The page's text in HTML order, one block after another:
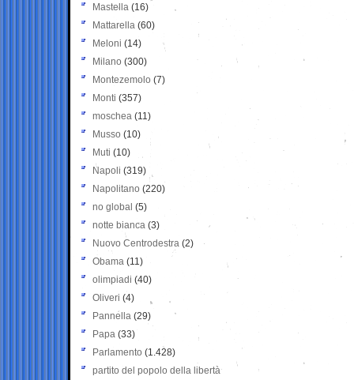
Mastella (16)
Mattarella (60)
Meloni (14)
Milano (300)
Montezemolo (7)
Monti (357)
moschea (11)
Musso (10)
Muti (10)
Napoli (319)
Napolitano (220)
no global (5)
notte bianca (3)
Nuovo Centrodestra (2)
Obama (11)
olimpiadi (40)
Oliveri (4)
Pannella (29)
Papa (33)
Parlamento (1.428)
partito del popolo della libertà